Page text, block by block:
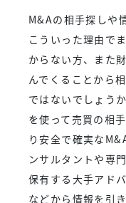
M&Aの相手探しや
こういった理由で
からない方、また
んでくることから
ではないでしょう
を使って売買の相
り安全で確実な
ンサルタントや専
保有する大手アド
などから情報を引